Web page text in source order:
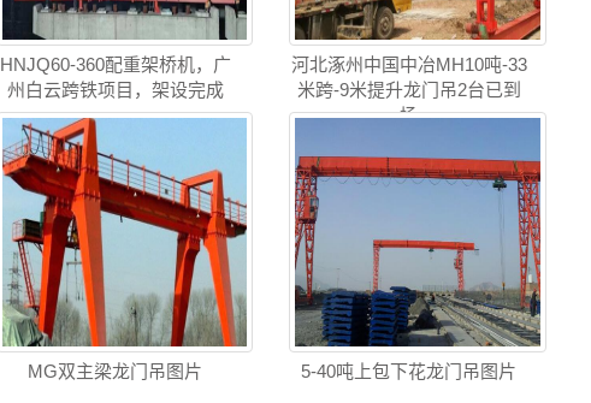
HNJQ60-360配重架桥机，广
州白云跨铁项目，架设完成
河北涿州中国中冶MH10吨-33
米跨-9米提升龙门吊2台已到
场
MG双主梁龙门吊图片 5-40吨上包下花龙门吊图片